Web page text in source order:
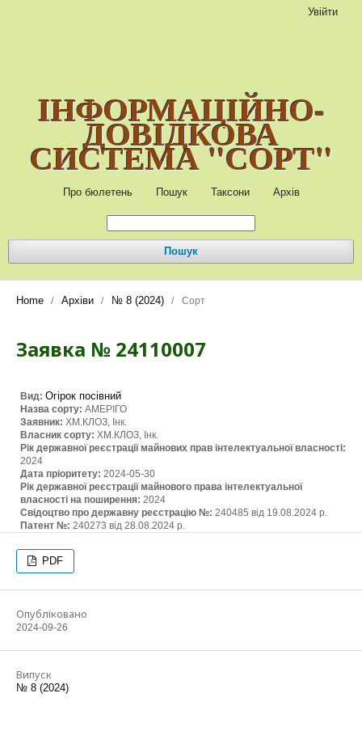
ІНФОРМАЦІЙНО-
ДОВІДКОВА
СИСТЕМА "СОРТ"
Про бюлетень Пошук Таксони Архів
Пошук
Увійти
Home / Архіви / № 8 (2024) / Сорт
Заявка № 24110007
Вид: Огірок посівний
Назва сорту: АМЕРІГО
Заявник: ХМ.КЛОЗ, Інк.
Власник сорту: ХМ.КЛОЗ, Інк.
Рік державної реєстрації майнових прав інтелектуальної власності:
2024
Дата пріоритету: 2024-05-30
Рік державної реєстрації майнового права інтелектуальної
власності на поширення: 2024
Свідоцтво про державну реєстрацію №: 240485 від 19.08.2024 р.
Патент №: 240273 від 28.08.2024 р.
PDF
Опубліковано
2024-09-26
Випуск
№ 8 (2024)